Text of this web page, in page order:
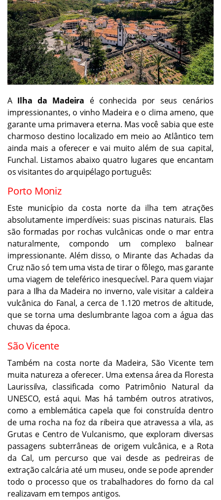
A Ilha da Madeira é conhecida por seus cenários
impressionantes, o vinho Madeira e o clima ameno, que
garante uma primavera eterna. Mas você sabia que este
charmoso destino localizado em meio ao Atlântico tem
ainda mais a oferecer e vai muito além de sua capital,
Funchal. Listamos abaixo quatro lugares que encantam
os visitantes do arquipélago português:
Porto Moniz
Este município da costa norte da ilha tem atrações
absolutamente imperdíveis: suas piscinas naturais. Elas
são formadas por rochas vulcânicas onde o mar entra
naturalmente, compondo um complexo balnear
impressionante. Além disso, o Mirante das Achadas da
Cruz não só tem uma vista de tirar o fôlego, mas garante
uma viagem de teleférico inesquecível. Para quem viajar
para a Ilha da Madeira no inverno, vale visitar a caldeira
vulcânica do Fanal, a cerca de 1.120 metros de altitude,
que se torna uma deslumbrante lagoa com a água das
chuvas da época.
São Vicente
Também na costa norte da Madeira, São Vicente tem
muita natureza a oferecer. Uma extensa área da Floresta
Laurissilva, classificada como Patrimônio Natural da
UNESCO, está aqui. Mas há também outros atrativos,
como a emblemática capela que foi construída dentro
de uma rocha na foz da ribeira que atravessa a vila, as
Grutas e Centro de Vulcanismo, que exploram diversas
passagens subterrâneas de origem vulcânica, e a Rota
da Cal, um percurso que vai desde as pedreiras de
extração calcária até um museu, onde se pode aprender
todo o processo que os trabalhadores do forno da cal
realizavam em tempos antigos.